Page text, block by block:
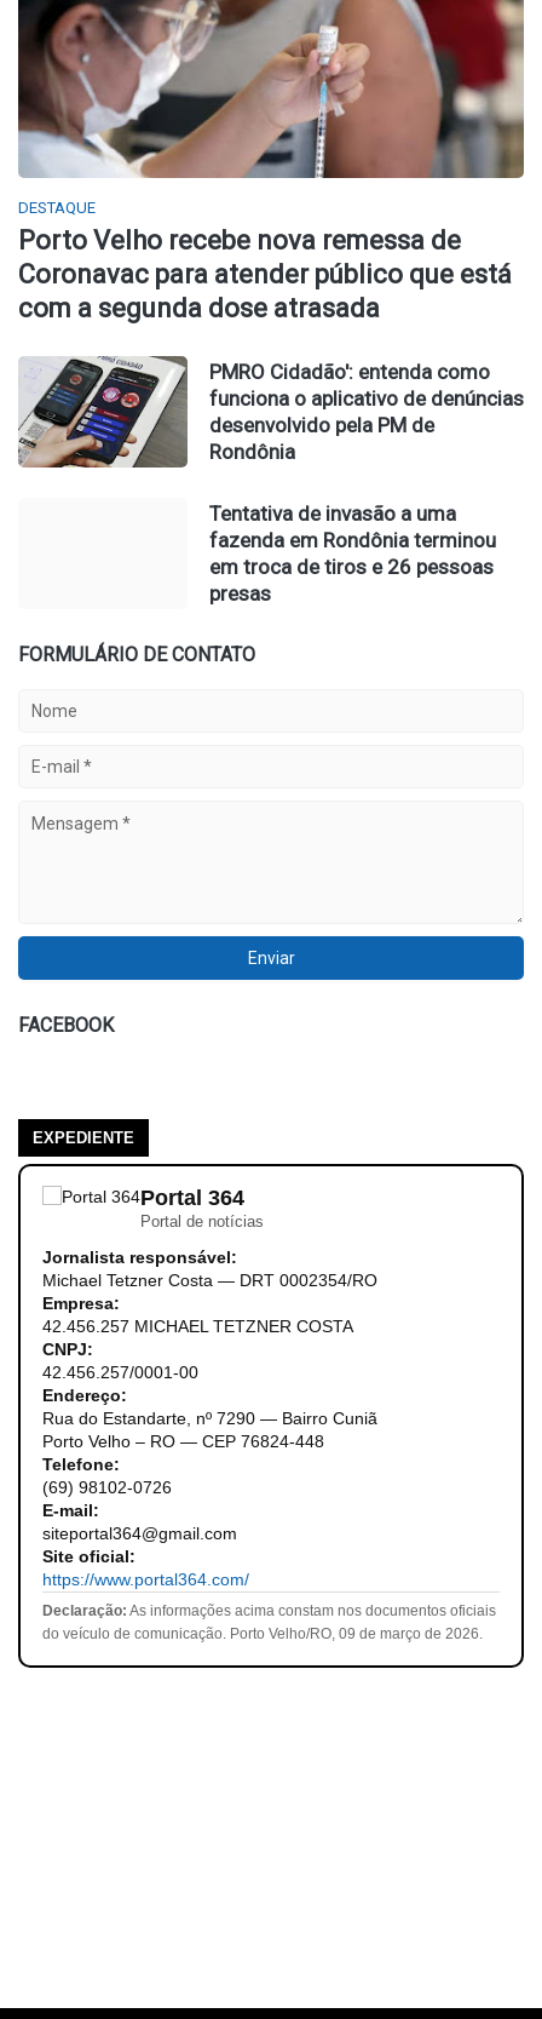
DESTAQUE
Porto Velho recebe nova remessa de
Coronavac para atender público que está
com a segunda dose atrasada
PMRO Cidadão': entenda como
funciona o aplicativo de denúncias
desenvolvido pela PM de
Rondônia
Tentativa de invasão a uma
fazenda em Rondônia terminou
em troca de tiros e 26 pessoas
presas
FORMULÁRIO DE CONTATO
FACEBOOK
EXPEDIENTE
Portal 364
Portal de notícias
Jornalista responsável:
Michael Tetzner Costa — DRT 0002354/RO
Empresa:
42.456.257 MICHAEL TETZNER COSTA
CNPJ:
42.456.257/0001-00
Endereço:
Rua do Estandarte, nº 7290 — Bairro Cuniã
Porto Velho – RO — CEP 76824-448
Telefone:
(69) 98102-0726
E-mail:
siteportal364@gmail.com
Site oficial:
https://www.portal364.com/
Declaração: As informações acima constam nos documentos oficiais
do veículo de comunicação. Porto Velho/RO, 09 de março de 2026.